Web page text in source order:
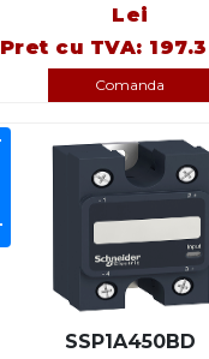
Lei
Pret cu TVA:
Comanda
SSP1A450BD